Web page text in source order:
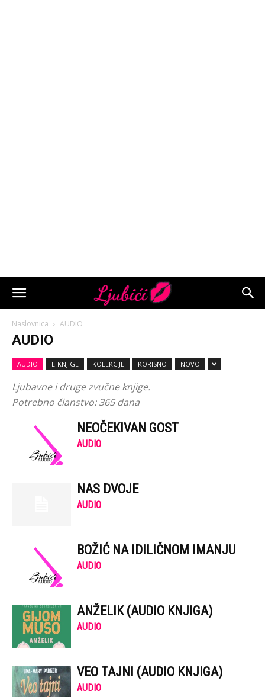
Naslovnica AUDIO
AUDIO
AUDIO E-KNJIGE KOLEKCIJE KORISNO NOVO
Ljubavne i druge zvučne knjige.
Potrebno članstvo: 365 dana
NEOČEKIVAN GOST
AUDIO
NAS DVOJE
AUDIO
BOŽIĆ NA IDILIČNOM IMANJU
AUDIO
ANŽELIK (AUDIO KNJIGA)
AUDIO
VEO TAJNI (AUDIO KNJIGA)
AUDIO